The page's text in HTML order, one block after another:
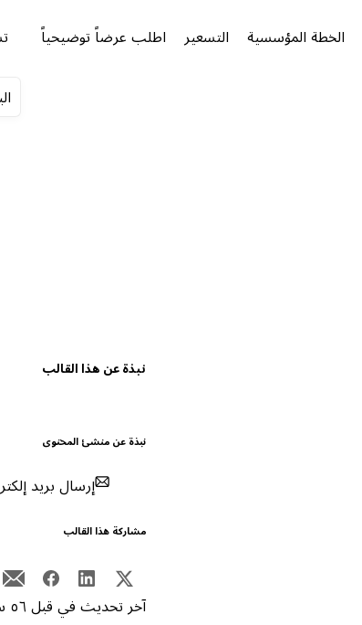
الخطة المؤسسية التسعير اطلب عرضاً توضيحياً
نبذة عن هذا القالب
نبذة عن منشئ المحتوى
إرسال بريد
مشاركة هذا القالب
آخر تحديث في قبل ٥٦ سنة